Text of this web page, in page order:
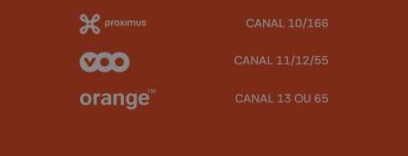
CANAL 10/166
CANAL 11/12/55
CANAL 13 OU 65